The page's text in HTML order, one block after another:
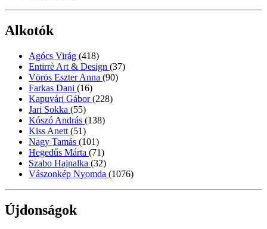
Alkotók
Agócs Virág (418)
Entirrè Art & Design (37)
Vörös Eszter Anna (90)
Farkas Dani (16)
Kapuvári Gábor(228)
Jari Sokka (55)
Kószó András (138)
Kiss Anett (51)
Nagy Tamás (101)
Hegedűs Márta (71)
Szabo Hajnalka (32)
Vászonkép Nyomda (1076)
Újdonságok